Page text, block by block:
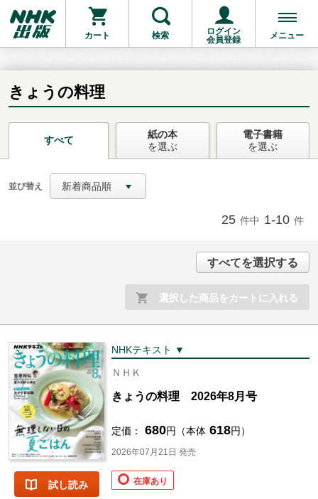
カート 検索
ログイン
会員登録
メニュー
お支払いに進む
他にも商品を買う
きょうの料理
すべて
紙の本
を選ぶ
電子書籍
を選ぶ
並び替え 新着商品順
25 件中 1-10 件
すべてを選択する
選択した商品をカートに入れる
試し読み
NHKテキスト ▼
ＮＨＫ
きょうの料理 2026年8月号
定価： 680円（本体 618円）
2026年07月21日 発売
在庫あり